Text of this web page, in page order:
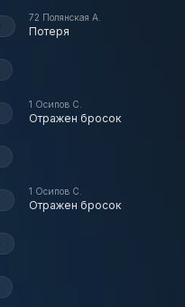
72 Полянская А.
Потеря
1 Осипов С.
Отражен бросок
1 Осипов С.
Отражен бросок